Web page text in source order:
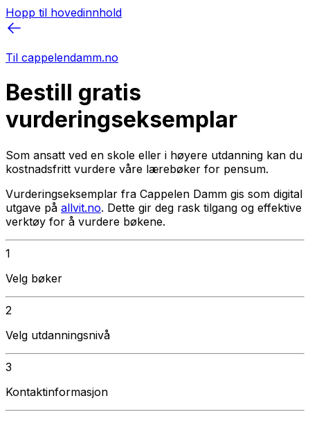
Hopp til hovedinnhold
Til cappelendamm.no
Bestill gratis
vurderingseksemplar
Som ansatt ved en skole eller i høyere utdanning kan du
kostnadsfritt vurdere våre lærebøker for pensum.
Vurderingseksemplar fra Cappelen Damm gis som digital
utgave på allvit.no. Dette gir deg rask tilgang og effektive
verktøy for å vurdere bøkene.
1
Velg bøker
2
Velg utdanningsnivå
3
Kontaktinformasjon